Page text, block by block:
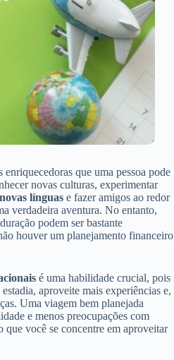
que uma pessoa pode
novas culturas, experimentar
línguas e fazer amigos ao redor
verdadeira aventura. No entanto,
podem ser bastante
houver um planejamento financeiro
é uma habilidade crucial, pois
aproveite mais experiências e,
Uma viagem bem planejada
e menos preocupações com
que você se concentre em aproveitar